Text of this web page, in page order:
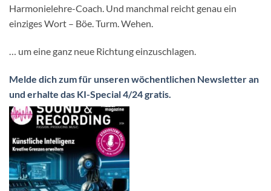
Harmonielehre-Coach. Und manchmal reicht genau ein
einziges Wort – Böe. Turm. Wehen.
… um eine ganz neue Richtung einzuschlagen.
Melde dich zum für unseren wöchentlichen Newsletter an
und erhalte das KI-Special 4/24 gratis.